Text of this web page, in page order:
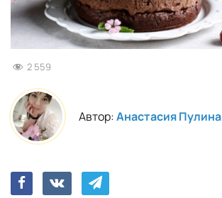
2 559
Автор:Анастасия Пулина